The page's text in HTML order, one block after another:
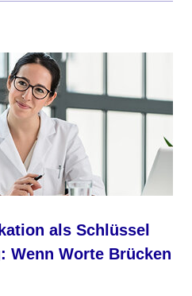
als Schlüssel
Wenn Worte Brücken